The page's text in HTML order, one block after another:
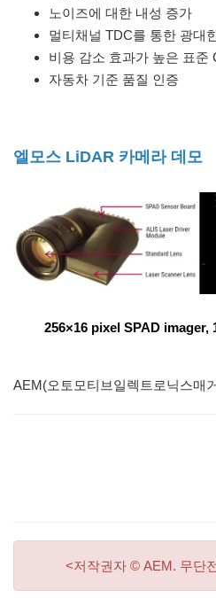
노이즈에 대한 내성 증가
멀티채널 TDC를 통한 광대
비용 감소 효과가 높은 표준
자동차 기준 품질 인증
엘모스 LiDAR 카메라 데모
256×16 pixel SPAD imager,
AEM(오토모티브일렉트로닉스매
<저작권자 © AEM. 무단